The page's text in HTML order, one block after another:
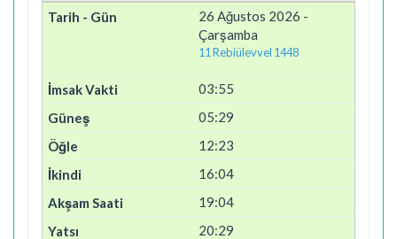
26 Ağustos 2026 -
Çarşamba
11 Rebiülevvel 1448
03:55
05:29
12:23
16:04
19:04
20:29